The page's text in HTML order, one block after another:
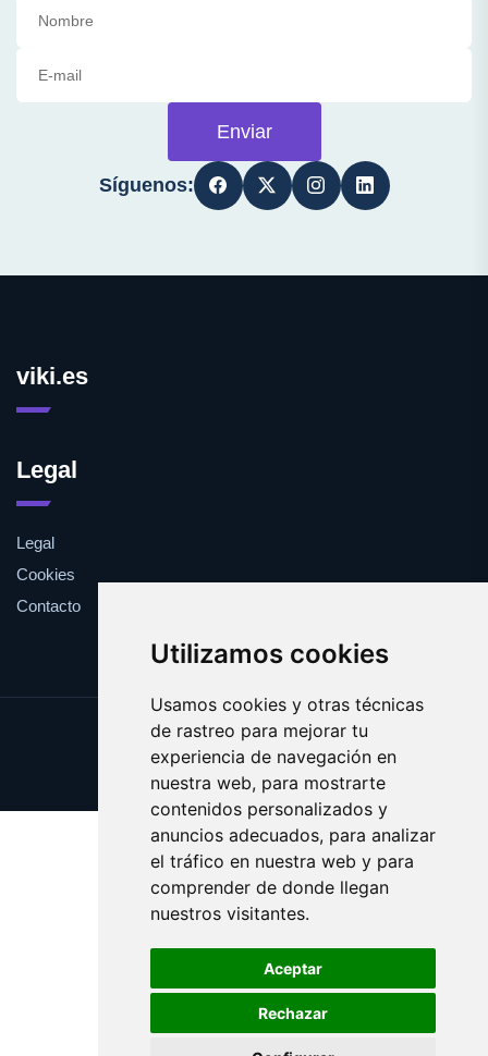
Utilizamos cookies
Usamos cookies y otras técnicas
de rastreo para mejorar tu
experiencia de navegación en
nuestra web, para mostrarte
contenidos personalizados y
anuncios adecuados, para analizar
el tráfico en nuestra web y para
comprender de donde llegan
nuestros visitantes.
Aceptar
Rechazar
Enviar
Síguenos:
viki.es
Legal
Legal
Cookies
Contacto
Update cookies preferences
Copyright © 2025 viki.es